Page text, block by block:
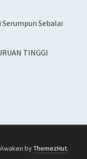
Sebalai
TINGGI
byThemezHut.